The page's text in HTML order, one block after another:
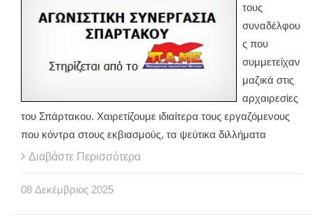
τους
συναδέλφου
ς που
συμμετείχαν
μαζικά στις
αρχαιρεσίες
του Σπάρτακου. Χαιρετίζουμε ιδιαίτερα τους εργαζόμενους
που κόντρα στους εκβιασμούς, τα ψεύτικα διλλήματα
Διαβάστε Περισσότερα
08 Δεκέμβριος 2025